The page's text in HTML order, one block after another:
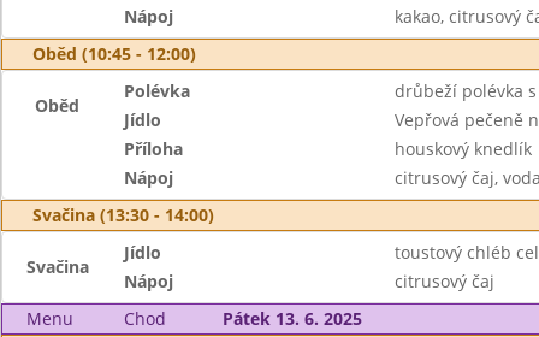
Nápoj
kakao, citrusový
Oběd (10:45 - 12:00)
Oběd
Polévka
drůbeží polévka
Jídlo
Vepřová pečeně
Příloha
houskový knedlík
Nápoj
citrusový čaj,
Svačina (13:30 - 14:00)
Svačina
Jídlo
toustový chléb
Nápoj
citrusový čaj
Menu
Chod Pátek 13. 6. 2025